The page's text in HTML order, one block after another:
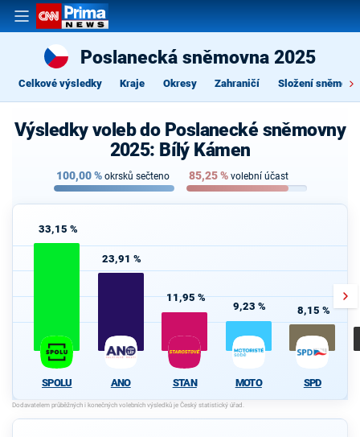
Poslanecká sněmovna 2025
Celkové výsledky Kraje Okresy Zahraničí Složení
Výsledky voleb do Poslanecké sněmovny
2025: Bílý Kámen
100,00% okrsků sečteno 85,25% volební účast
33,15 %
SPOLU
23,91 %
ANO
11,95 %
STAN
9,23 %
MOTO
8,15 %
SPD